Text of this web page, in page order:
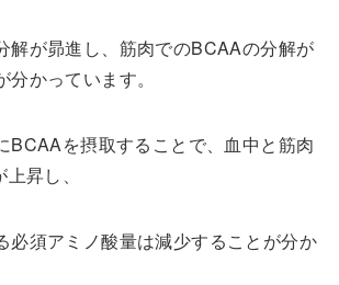
解が昴進し、筋肉でのBCAAの分解が
かっています。
BCAAを摂取することで、血中と筋肉
昇し、
必須アミノ酸量は減少することが分か